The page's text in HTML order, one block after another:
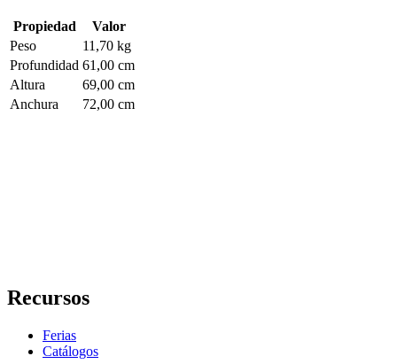
Propiedad
Valor
Peso
11,70 kg
Profundidad 61,00 cm
Altura
69,00 cm
Anchura
72,00 cm
Recursos
Ferias
Catálogos